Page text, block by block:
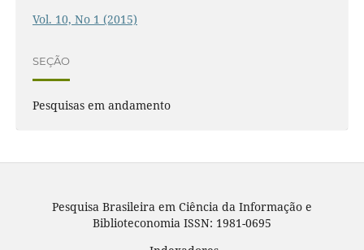
Vol. 10, No 1 (2015)
SEÇÃO
Pesquisas em andamento
Pesquisa Brasileira em Ciência da Informação e
Biblioteconomia ISSN: 1981-0695